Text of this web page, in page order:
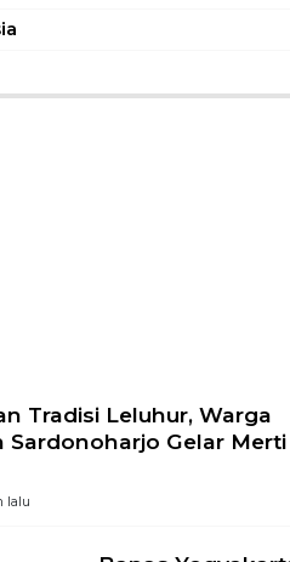
Tradisi Leluhur, Warga
Sardonoharjo Gelar Merti
lalu